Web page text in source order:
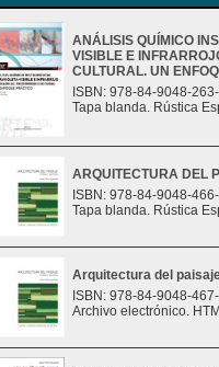
ANÁLISIS QUÍMICO
VISIBLE E
CULTURAL. UN
ISBN: 978-84-9048-
Tapa blanda. Rústica
ARQUITECTURA DEL
ISBN: 978-84-9048-
Tapa blanda. Rústica
Arquitectura del
ISBN: 978-84-9048-
Archivo electrónico.